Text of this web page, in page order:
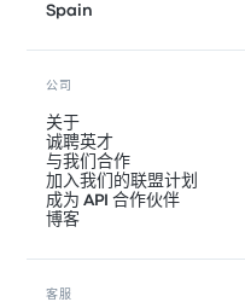
Spain
公司
关于
诚聘英才
与我们合作
加入我们的联盟计划
成为 API 合作伙伴
博客
客服